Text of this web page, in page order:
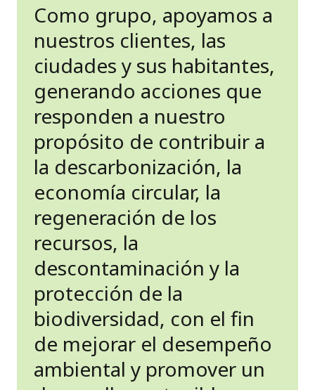
Como grupo, apoyamos a
nuestros clientes, las
ciudades y sus habitantes,
generando acciones que
responden a nuestro
propósito de contribuir a
la descarbonización, la
economía circular, la
regeneración de los
recursos, la
descontaminación y la
protección de la
biodiversidad, con el fin
de mejorar el desempeño
ambiental y promover un